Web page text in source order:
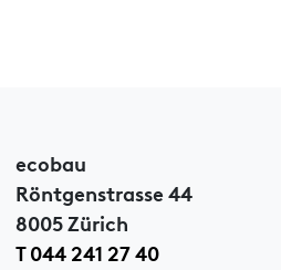
ecobau
Röntgenstrasse 44
8005 Zürich
T 044 241 27 40